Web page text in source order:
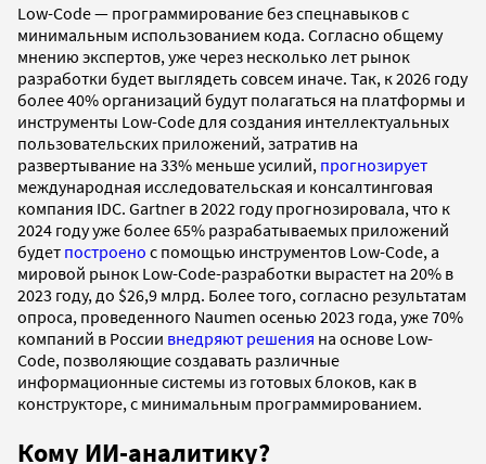
Low-Code — программирование без спецнавыков с
минимальным использованием кода. Согласно общему
мнению экспертов, уже через несколько лет рынок
разработки будет выглядеть совсем иначе. Так, к 2026 году
более 40% организаций будут полагаться на платформы и
инструменты Low-Code для создания интеллектуальных
пользовательских приложений, затратив на
развертывание на 33% меньше усилий, прогнозирует
международная исследовательская и консалтинговая
компания IDC. Gartner в 2022 году прогнозировала, что к
2024 году уже более 65% разрабатываемых приложений
будет построено с помощью инструментов Low-Code, а
мировой рынок Low-Code-разработки вырастет на 20% в
2023 году, до $26,9 млрд. Более того, согласно результатам
опроса, проведенного Naumen осенью 2023 года, уже 70%
компаний в России внедряют решения на основе Low-
Code, позволяющие создавать различные
информационные системы из готовых блоков, как в
конструкторе, с минимальным программированием.
Кому ИИ-аналитику?